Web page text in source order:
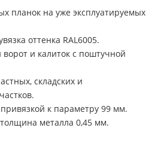
планок на уже эксплуатируемых
оттенка RAL6005.
и калиток с поштучной
складских и
к параметру 99 мм.
металла 0,45 мм.